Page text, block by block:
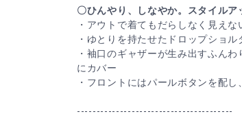
〇ひんやり、しなやか。スタイルア
・アウトで着てもだらしなく見え
・ゆとりを持たせたドロップショル
・袖口のギャザーが生み出すふん
にカバー
・フロントにはパールボタンを配
----------------------------------------